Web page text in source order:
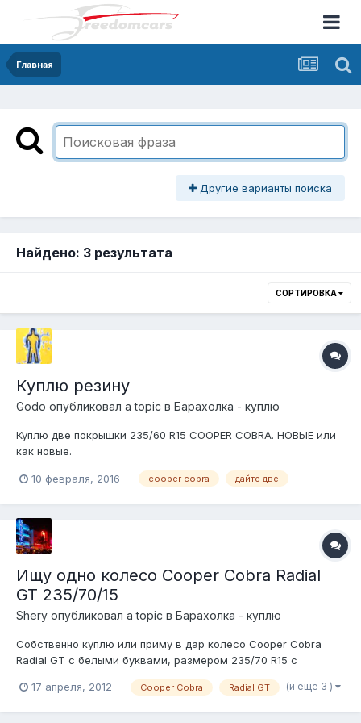
Главная
Другие варианты поиска
Найдено: 3 результата
СОРТИРОВКА
Куплю резину
Godo опубликовал a topic в Барахолка - куплю
Куплю две покрышки 235/60 R15 COOPER COBRA. НОВЫЕ или
как новые.
10 февраля, 2016 cooper cobra дайте две
Ищу одно колесо Cooper Cobra Radial
GT 235/70/15
Shery опубликовал a topic в Барахолка - куплю
Собственно куплю или приму в дар колесо Cooper Cobra
Radial GT с белыми буквами, размером 235/70 R15 с
17 апреля, 2012
Cooper Cobra Radial GT (и ещё 3 )